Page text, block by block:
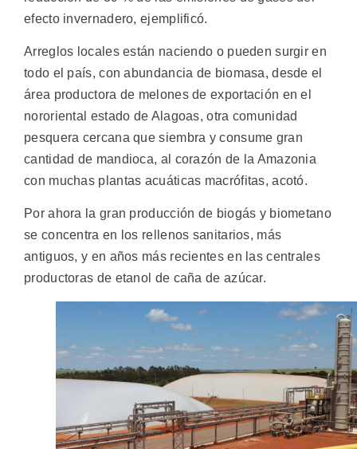
efecto invernadero, ejemplificó.
Arreglos locales están naciendo o pueden surgir en
todo el país, con abundancia de biomasa, desde el
área productora de melones de exportación en el
nororiental estado de Alagoas, otra comunidad
pesquera cercana que siembra y consume gran
cantidad de mandioca, al corazón de la Amazonia
con muchas plantas acuáticas macrófitas, acotó.
Por ahora la gran producción de biogás y biometano
se concentra en los rellenos sanitarios, más
antiguos, y en años más recientes en las centrales
productoras de etanol de caña de azúcar.